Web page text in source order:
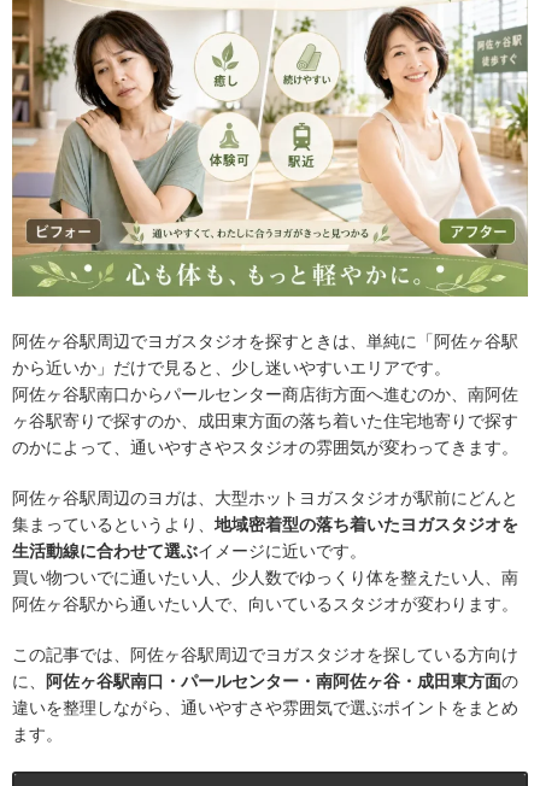
阿佐ヶ谷駅周辺でヨガスタジオを探すときは、単純に「阿佐ヶ谷駅
から近いか」だけで見ると、少し迷いやすいエリアです。
阿佐ヶ谷駅南口からパールセンター商店街方面へ進むのか、南阿佐
ヶ谷駅寄りで探すのか、成田東方面の落ち着いた住宅地寄りで探す
のかによって、通いやすさやスタジオの雰囲気が変わってきます。
阿佐ヶ谷駅周辺のヨガは、大型ホットヨガスタジオが駅前にどんと
集まっているというより、 地域密着型の落ち着いたヨガスタジオを
生活動線に合わせて選ぶイメージに近いです。
買い物ついでに通いたい人、少人数でゆっくり体を整えたい人、南
阿佐ヶ谷駅から通いたい人で、向いているスタジオが変わります。
この記事では、阿佐ヶ谷駅周辺でヨガスタジオを探している方向け
に、 阿佐ヶ谷駅南口・パールセンター・南阿佐ヶ谷・成田東方面の
違いを整理しながら、通いやすさや雰囲気で選ぶポイントをまとめ
ます。